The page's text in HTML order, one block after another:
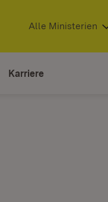
(Öffnet in neuem Fenster)
Alle Ministerien
Karriere